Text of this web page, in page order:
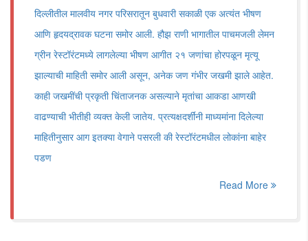
दिल्लीतील मालवीय नगर परिसरातून बुधवारी सकाळी एक अत्यंत भीषण
आणि हृदयद्रावक घटना समोर आली. हौझ राणी भागातील पाचमजली लेमन
ग्रीन रेस्टॉरंटमध्ये लागलेल्या भीषण आगीत २१ जणांचा होरपळून मृत्यू
झाल्याची माहिती समोर आली असून, अनेक जण गंभीर जखमी झाले आहेत.
काही जखमींची प्रकृती चिंताजनक असल्याने मृतांचा आकडा आणखी
वाढण्याची भीतीही व्यक्त केली जातेय. प्रत्यक्षदर्शींनी माध्यमांना दिलेल्या
माहितीनुसार आग इतक्या वेगाने पसरली की रेस्टॉरंटमधील लोकांना बाहेर
पडण
Read More